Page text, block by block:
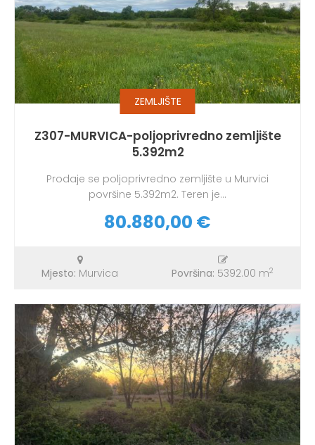
ZEMLJIŠTE
Z307-MURVICA-poljoprivredno zemljište
5.392m2
Prodaje se poljoprivredno zemljište u Murvici
površine 5.392m2. Teren je...
80.880,00 €
Mjesto: Murvica Površina: 5392.00 m2